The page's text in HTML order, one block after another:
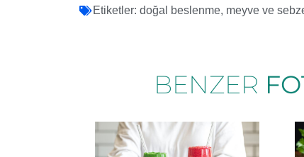
Etiketler: doğal beslenme, meyve ve
BENZER